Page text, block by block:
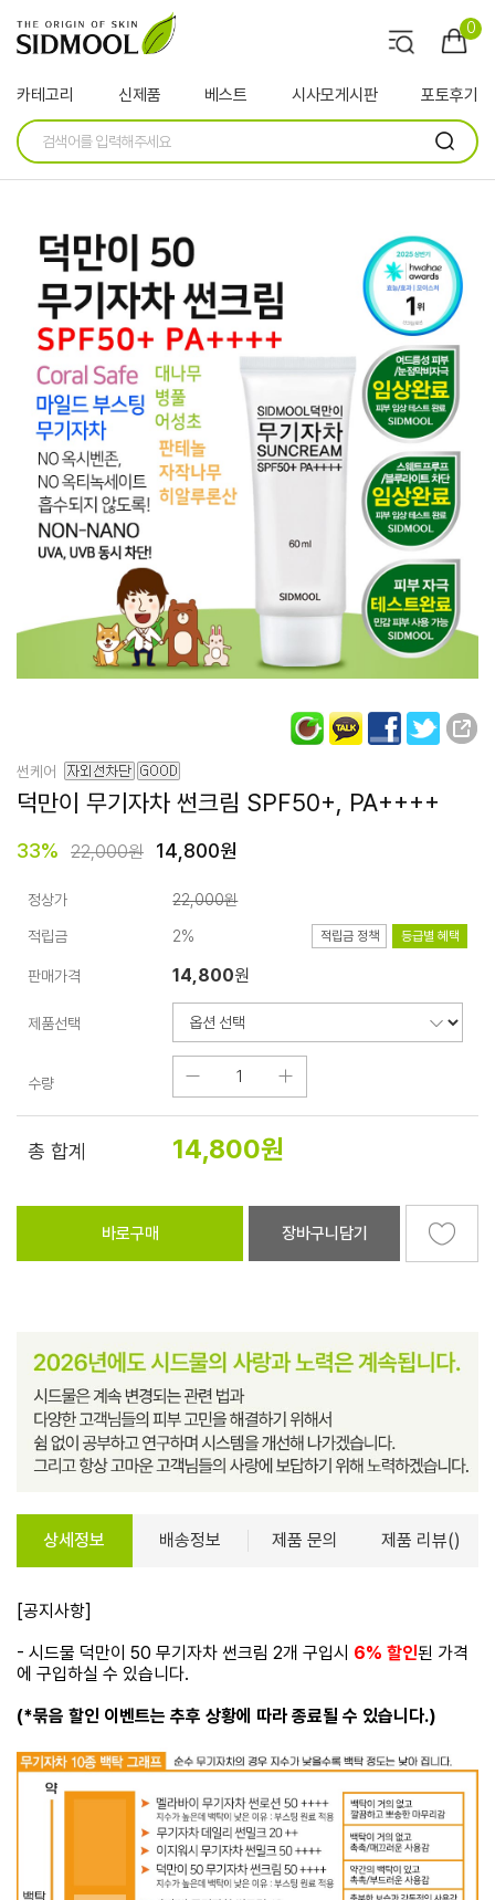
0
카테고리 신제품 베스트 시사모게시판 포토후기
썬케어
덕만이 무기자차 썬크림 SPF50+, PA++++
33% 22,000원 14,800원
정상가 22,000원
적립금 2% 적립금 정책 등급별 혜택
판매가격 14,800원
제품선택
수량
총 합계 14,800원
바로구매 장바구니담기
상세정보 배송정보 제품 문의 제품 리뷰()
[공지사항]
- 시드물 덕만이 50 무기자차 썬크림 2개 구입시 6% 할인된 가격
에 구입하실 수 있습니다.
(*묶음 할인 이벤트는 추후 상황에 따라 종료될 수 있습니다.)